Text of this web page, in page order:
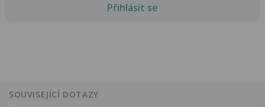
Přihlásit se
SOUVISEJÍCÍ DOTAZY